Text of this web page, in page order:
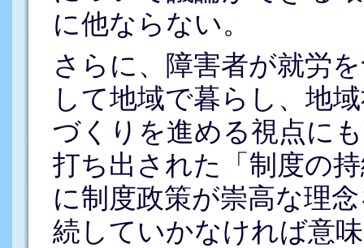
に他ならない。
さらに、障害者が就労
して地域で暮らし、地
づくりを進める視点に
打ち出された「制度の
に制度政策が崇高な理
続していかなければ意